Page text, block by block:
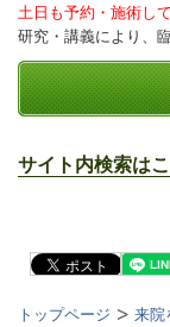
土日も予約・施術し
研究・講義により、
サイト内検索は
トップページ 来院